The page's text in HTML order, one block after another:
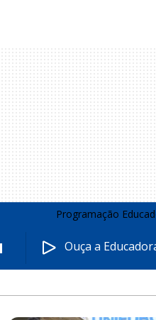
Programação
Ouça a